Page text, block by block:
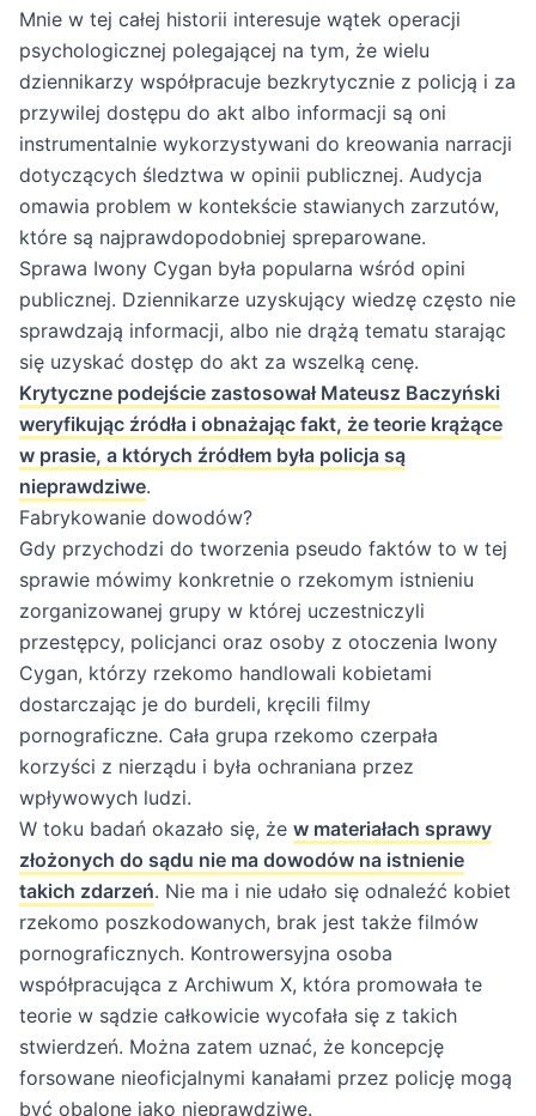
Mnie w tej całej historii interesuje wątek operacji
psychologicznej polegającej na tym, że wielu
dziennikarzy współpracuje bezkrytycznie z policją i za
przywilej dostępu do akt albo informacji są oni
instrumentalnie wykorzystywani do kreowania narracji
dotyczących śledztwa w opinii publicznej. Audycja
omawia problem w kontekście stawianych zarzutów,
które są najprawdopodobniej spreparowane.
Sprawa Iwony Cygan była popularna wśród opini
publicznej. Dziennikarze uzyskujący wiedzę często nie
sprawdzają informacji, albo nie drążą tematu starając
się uzyskać dostęp do akt za wszelką cenę.
Krytyczne podejście zastosował Mateusz Baczyński
weryfikując źródła i obnażając fakt, że teorie krążące
w prasie, a których źródłem była policja są
nieprawdziwe.
Fabrykowanie dowodów?
Gdy przychodzi do tworzenia pseudo faktów to w tej
sprawie mówimy konkretnie o rzekomym istnieniu
zorganizowanej grupy w której uczestniczyli
przestępcy, policjanci oraz osoby z otoczenia Iwony
Cygan, którzy rzekomo handlowali kobietami
dostarczając je do burdeli, kręcili filmy
pornograficzne. Cała grupa rzekomo czerpała
korzyści z nierządu i była ochraniana przez
wpływowych ludzi.
W toku badań okazało się, że w materiałach sprawy
złożonych do sądu nie ma dowodów na istnienie
takich zdarzeń. Nie ma i nie udało się odnaleźć kobiet
rzekomo poszkodowanych, brak jest także filmów
pornograficznych. Kontrowersyjna osoba
współpracująca z Archiwum X, która promowała te
teorie w sądzie całkowicie wycofała się z takich
stwierdzeń. Można zatem uznać, że koncepcję
forsowane nieoficjalnymi kanałami przez policję mogą
być obalone jako nieprawdziwe.